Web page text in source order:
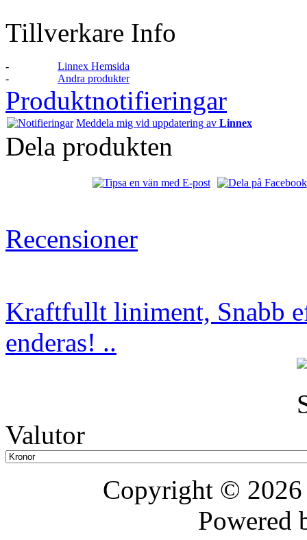
Tillverkare Info
-
Linnex Hemsida
-
Andra produkter
Produktnotifieringar
Meddela mig vid uppdatering av Linnex
Dela produkten
Recensioner
Kraftfullt liniment, Snabb
enderas! ..
Valutor
Copyright ©
Powered